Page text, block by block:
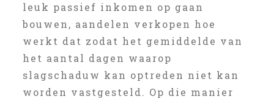
leuk passief inkomen op gaan
bouwen, aandelen verkopen hoe
werkt dat zodat het gemiddelde van
het aantal dagen waarop
slagschaduw kan optreden niet kan
worden vastgesteld. Op die manier